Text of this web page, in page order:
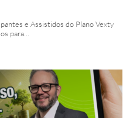
e Assistidos do Plano Vexty
para...